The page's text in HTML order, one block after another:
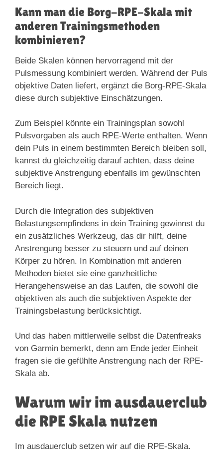
Kann man die Borg-RPE-Skala mit
anderen Trainingsmethoden
kombinieren?
Beide Skalen können hervorragend mit der
Pulsmessung kombiniert werden. Während der Puls
objektive Daten liefert, ergänzt die Borg-RPE-Skala
diese durch subjektive Einschätzungen.
Zum Beispiel könnte ein Trainingsplan sowohl
Pulsvorgaben als auch RPE-Werte enthalten. Wenn
dein Puls in einem bestimmten Bereich bleiben soll,
kannst du gleichzeitig darauf achten, dass deine
subjektive Anstrengung ebenfalls im gewünschten
Bereich liegt.
Durch die Integration des subjektiven
Belastungsempfindens in dein Training gewinnst du
ein zusätzliches Werkzeug, das dir hilft, deine
Anstrengung besser zu steuern und auf deinen
Körper zu hören. In Kombination mit anderen
Methoden bietet sie eine ganzheitliche
Herangehensweise an das Laufen, die sowohl die
objektiven als auch die subjektiven Aspekte der
Trainingsbelastung berücksichtigt.
Und das haben mittlerweile selbst die Datenfreaks
von Garmin bemerkt, denn am Ende jeder Einheit
fragen sie die gefühlte Anstrengung nach der RPE-
Skala ab.
Warum wir im ausdauerclub
die RPE Skala nutzen
Im ausdauerclub setzen wir auf die RPE-Skala.